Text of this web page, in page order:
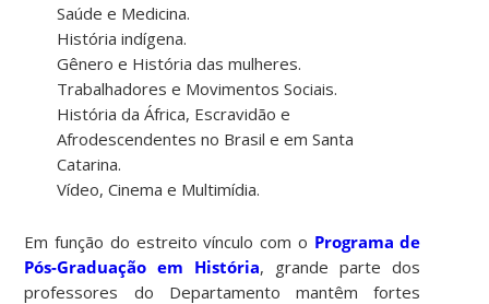
Saúde e Medicina.
História indígena.
Gênero e História das mulheres.
Trabalhadores e Movimentos Sociais.
História da África, Escravidão e
Afrodescendentes no Brasil e em Santa
Catarina.
Vídeo, Cinema e Multimídia.
Em função do estreito vínculo com o Programa de
Pós-Graduação em História, grande parte dos
professores do Departamento mantêm fortes